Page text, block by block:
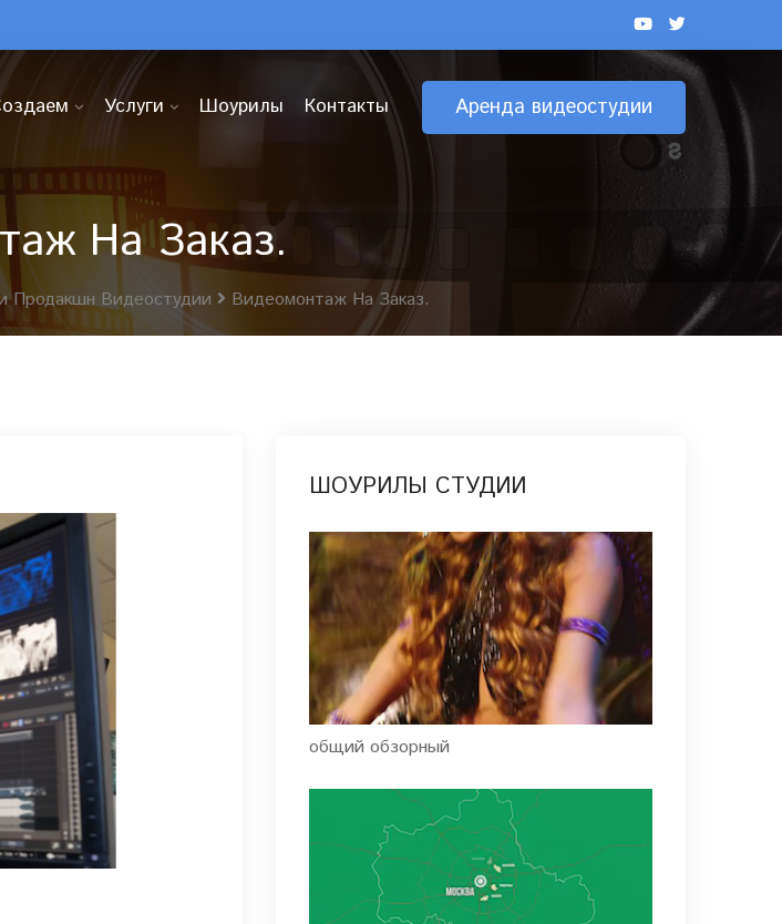
Услуги Шоурилы Контакты Аренда видеостудии
На Заказ.
Продакшн Видеостудии Видеомонтаж На Заказ.
ШОУРИЛЫ СТУДИИ
общий обзорный